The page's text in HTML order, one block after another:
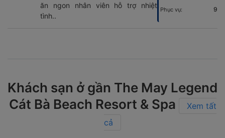
ăn ngon nhân viên hỗ trợ nhiệt
tình..
Phục vụ: 9
Khách sạn ở gần The May Legend
Cát Bà Beach Resort & Spa
Xem tất
cả